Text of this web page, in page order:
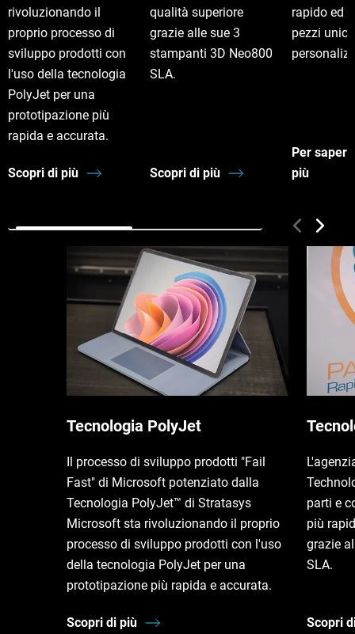
rivoluzionando il
proprio processo di
sviluppo prodotti con
l'uso della tecnologia
PolyJet per una
prototipazione più
rapida e accurata.
Scopri di più
qualità superiore
grazie alle sue 3
stampanti 3D Neo800
SLA.
Scopri di più
rapido ed
pezzi unici
Per
più
Tecnologia PolyJet
Il processo di sviluppo prodotti "Fail
Fast" di Microsoft potenziato dalla
Tecnologia PolyJet™ di Stratasys
Microsoft sta rivoluzionando il proprio
processo di sviluppo prodotti con l'uso
della tecnologia PolyJet per una
prototipazione più rapida e accurata.
Scopri di più
parti e
più
grazie
SLA.
Scopri